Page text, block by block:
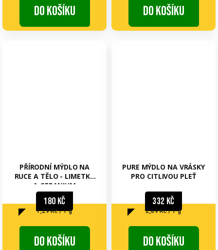
Do košíku Do košíku
PŘÍRODNÍ MÝDLO NA
RUCE A TĚLO - LIMETKA
A GERANIUM
180 Kč
Měrná
1,29 Kč / 1 g
Do košíku
PURE MÝDLO NA VRÁSKY
PRO CITLIVOU PLEŤ
332 Kč
Měrná
2,89 Kč / 1 g
Do košíku